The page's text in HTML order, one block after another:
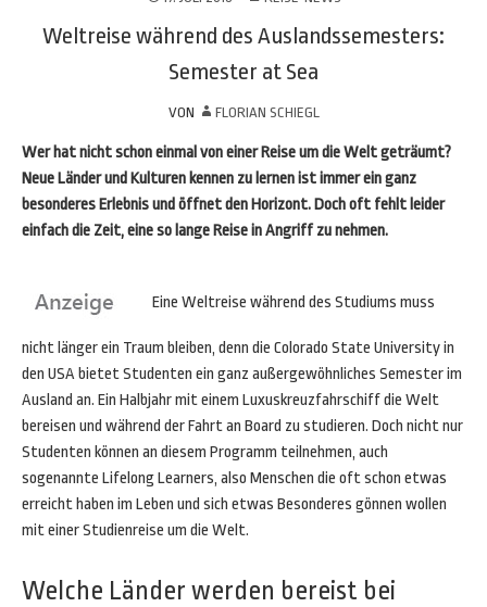
Weltreise während des Auslandssemesters:
Semester at Sea
VON FLORIAN SCHIEGL
Wer hat nicht schon einmal von einer Reise um die Welt geträumt?
Neue Länder und Kulturen kennen zu lernen ist immer ein ganz
besonderes Erlebnis und öffnet den Horizont. Doch oft fehlt leider
einfach die Zeit, eine so lange Reise in Angriff zu nehmen.
Eine Weltreise während des Studiums muss
nicht länger ein Traum bleiben, denn die Colorado State University in
den USA bietet Studenten ein ganz außergewöhnliches Semester im
Ausland an. Ein Halbjahr mit einem Luxuskreuzfahrschiff die Welt
bereisen und während der Fahrt an Board zu studieren. Doch nicht nur
Studenten können an diesem Programm teilnehmen, auch
sogenannte Lifelong Learners, also Menschen die oft schon etwas
erreicht haben im Leben und sich etwas Besonderes gönnen wollen
mit einer Studienreise um die Welt.
Welche Länder werden bereist bei